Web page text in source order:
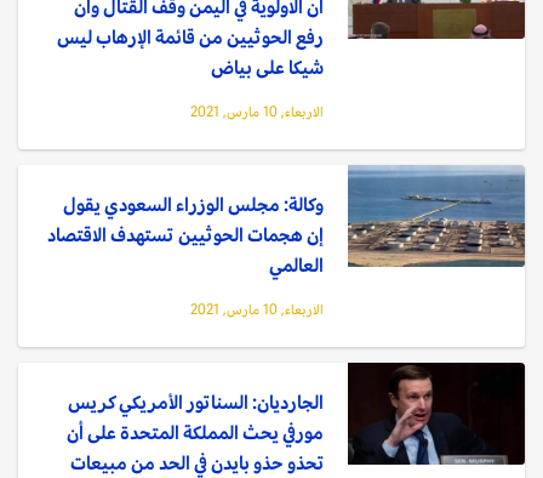
ان الاولوية في اليمن وقف القتال وان
رفع الحوثيين من قائمة الإرهاب ليس
شيكا على بياض
الاربعاء, 10 مارس, 2021
وكالة: مجلس الوزراء السعودي يقول
إن هجمات الحوثيين تستهدف الاقتصاد
العالمي
الاربعاء, 10 مارس, 2021
الجارديان: السناتور الأمريكي كريس
مورفي يحث المملكة المتحدة على أن
تحذو حذو بايدن في الحد من مبيعات